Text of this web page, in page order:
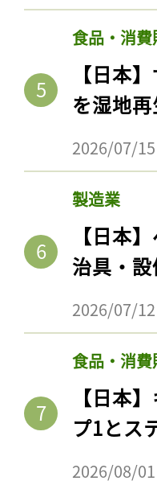
食品・消
【日本
を湿地
2026/07/15
製造業
【日本
治具・
2026/07/12
食品・消
【日本
プ1とス
2026/08/01
記